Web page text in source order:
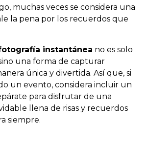
muchas veces se considera una
la pena por los recuerdos que
instantánea no es solo
una forma de capturar
única y divertida. Así que, si
un evento, considera incluir un
para disfrutar de una
llena de risas y recuerdos
siempre.